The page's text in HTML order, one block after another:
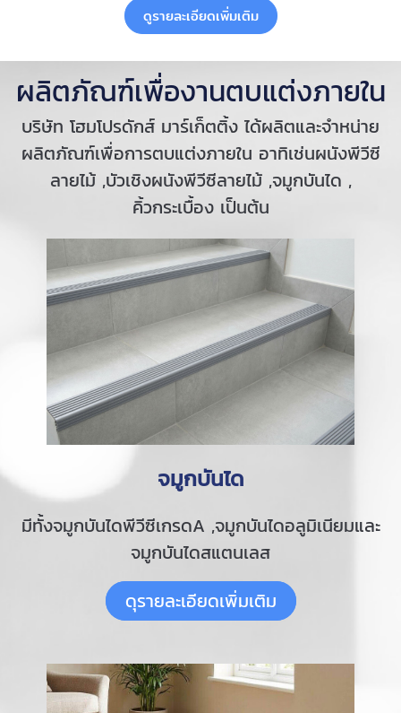
ดูรายละเอียดเพิ่มเติม
ผลิตภัณฑ์เพื่องานตบแต่งภายใน
บริษัท โฮมโปรดักส์ มาร์เก็ตติ้ง ได้ผลิตและจำหน่าย
ผลิตภัณฑ์เพื่อการตบแต่งภายใน อาทิเช่นผนังพีวีซี
ลายไม้ ,บัวเชิงผนังพีวีซีลายไม้ ,จมูกบันได ,
คิ้วกระเบื้อง เป็นต้น
จมูกบันได
มีทั้งจมูกบันไดพีวีซีเกรดA ,จมูกบันไดอลูมิเนียมและ
จมูกบันไดสแตนเลส
ดุรายละเอียดเพิ่มเติม